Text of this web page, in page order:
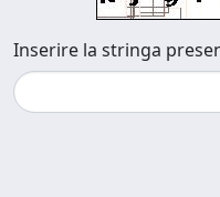
Inserire la stringa